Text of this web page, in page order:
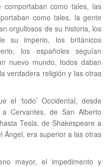
como tales, las
como tales, la gente
orgullosos de su historia, los
su imperio, los británicos
los españoles seguían
nuevo mundo, todos daban
verdadera religión y las otras
el ‘todo’ Occidental, desde
Cervantes, de San Alberto
Tesla, de Shakespeare a
Ángel, era superior a las otras
mayor, el impedimento y